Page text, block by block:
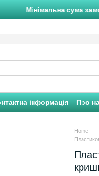
Мінімальна сума
інформація Про
Home